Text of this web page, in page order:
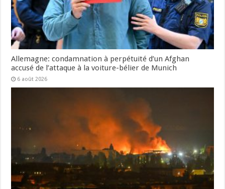
Allemagne: condamnation à perpétuité d’un Afghan
accusé de l’attaque à la voiture-bélier de Munich
6 août 2026